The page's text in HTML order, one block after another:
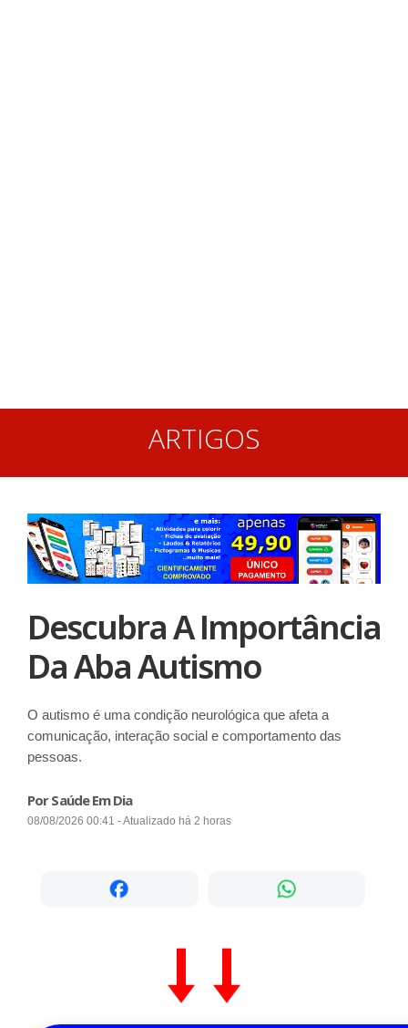
ARTIGOS
Descubra A Importância
Da Aba Autismo
O autismo é uma condição neurológica que afeta a
comunicação, interação social e comportamento das
pessoas.
Por Saúde Em Dia
08/08/2026 00:41 - Atualizado há 2 horas